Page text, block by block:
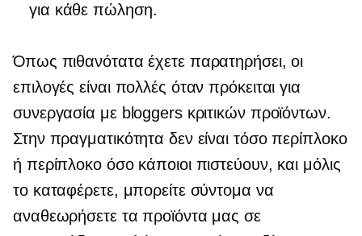
για κάθε πώληση.
Όπως πιθανότατα έχετε παρατηρήσει, οι
επιλογές είναι πολλές όταν πρόκειται για
συνεργασία με bloggers κριτικών προϊόντων.
Στην πραγματικότητα δεν είναι τόσο περίπλοκο
ή περίπλοκο όσο κάποιοι πιστεύουν, και μόλις
το καταφέρετε, μπορείτε σύντομα να
αναθεωρήσετε τα προϊόντα μας σε